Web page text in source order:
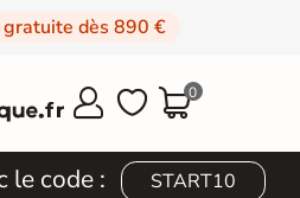
gratuite dès 890 €
  0
le code : START10